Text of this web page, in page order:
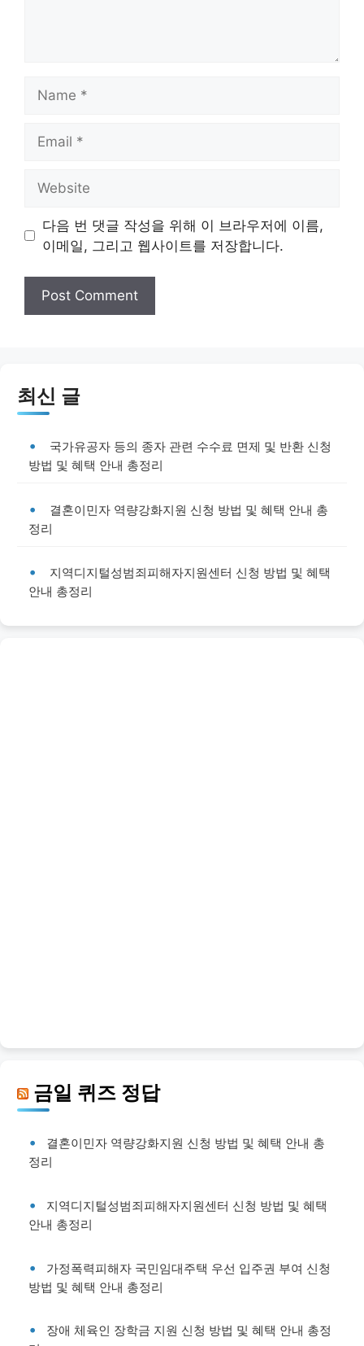
다음 번 댓글 작성을 위해 이 브라우저에 이름,
이메일, 그리고 웹사이트를 저장합니다.
최신 글
국가유공자 등의 종자 관련 수수료 면제 및 반환 신청
방법 및 혜택 안내 총정리
결혼이민자 역량강화지원 신청 방법 및 혜택 안내 총
정리
지역디지털성범죄피해자지원센터 신청 방법 및 혜택
안내 총정리
금일 퀴즈 정답
결혼이민자 역량강화지원 신청 방법 및 혜택 안내 총
정리
지역디지털성범죄피해자지원센터 신청 방법 및 혜택
안내 총정리
가정폭력피해자 국민임대주택 우선 입주권 부여 신청
방법 및 혜택 안내 총정리
장애 체육인 장학금 지원 신청 방법 및 혜택 안내 총정